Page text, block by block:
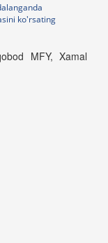
ko'rsating
MFY, Xamal